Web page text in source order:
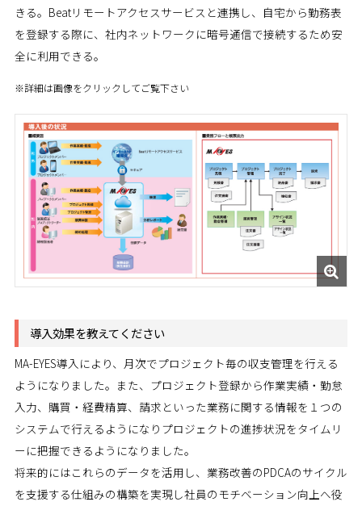
きる。Beatリモートアクセスサービスと連携し、自宅から勤務表
を登録する際に、社内ネットワークに暗号通信で接続するため安
全に利用できる。
※詳細は画像をクリックしてご覧下さい
導入効果を教えてください
MA-EYES導入により、月次でプロジェクト毎の収支管理を行える
ようになりました。また、プロジェクト登録から作業実績・勤怠
入力、購買・経費精算、請求といった業務に関する情報を１つの
システムで行えるようになりプロジェクトの進捗状況をタイムリ
ーに把握できるようになりました。
将来的にはこれらのデータを活用し、業務改善のPDCAのサイクル
を支援する仕組みの構築を実現し社員のモチベーション向上へ役